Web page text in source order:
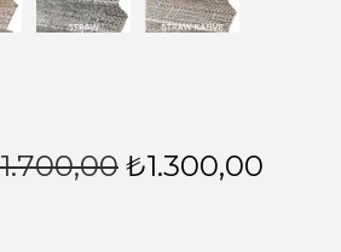
1.700,00 ₺1.300,00